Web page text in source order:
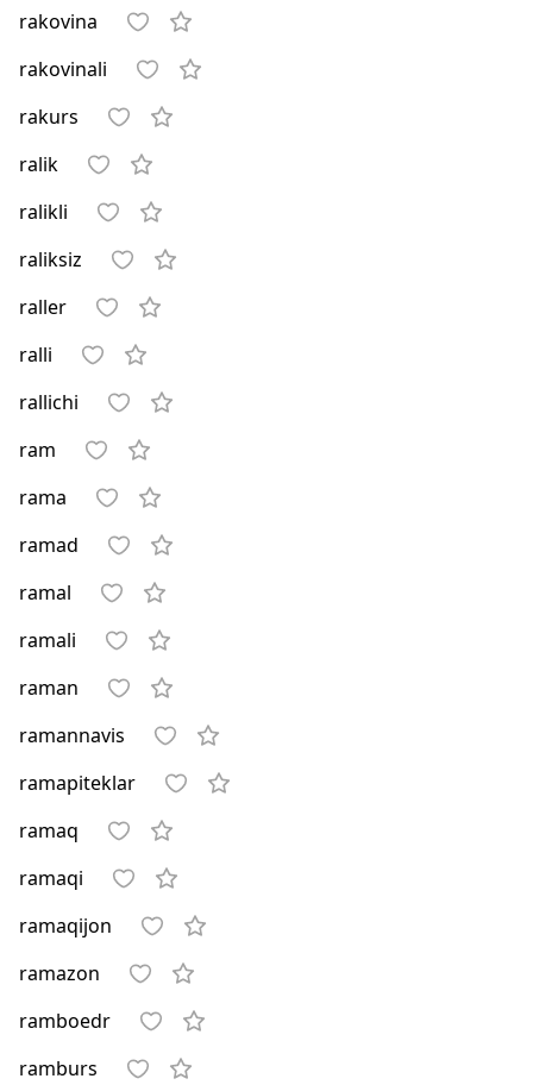
rakovina
rakovinali
rakurs
ralik
ralikli
raliksiz
raller
ralli
rallichi
ram
rama
ramad
ramal
ramali
raman
ramannavis
ramapiteklar
ramaq
ramaqi
ramaqijon
ramazon
ramboedr
ramburs